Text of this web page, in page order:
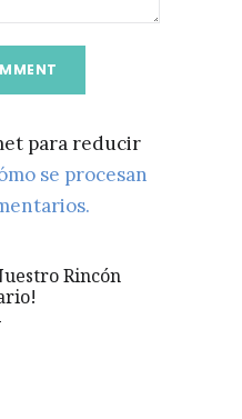
para reducir
se procesan
Rincón